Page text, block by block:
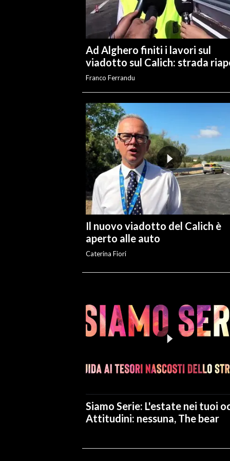
Ad Alghero finiti i lavori sul
viadotto sul Calich: strada
Franco Ferrandu
Il nuovo viadotto del Calich è
aperto alle auto
Caterina Fiori
Siamo Serie: L'estate nei tuoi
Attitudini: nessuna, The bear